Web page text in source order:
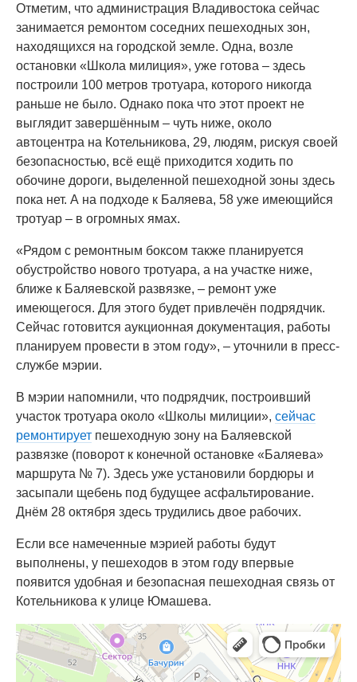
Отметим, что администрация Владивостока сейчас
занимается ремонтом соседних пешеходных зон,
находящихся на городской земле. Одна, возле
остановки «Школа милиция», уже готова – здесь
построили 100 метров тротуара, которого никогда
раньше не было. Однако пока что этот проект не
выглядит завершённым – чуть ниже, около
автоцентра на Котельникова, 29, людям, рискуя своей
безопасностью, всё ещё приходится ходить по
обочине дороги, выделенной пешеходной зоны здесь
пока нет. А на подходе к Баляева, 58 уже имеющийся
тротуар – в огромных ямах.
«Рядом с ремонтным боксом также планируется
обустройство нового тротуара, а на участке ниже,
ближе к Баляевской развязке, – ремонт уже
имеющегося. Для этого будет привлечён подрядчик.
Сейчас готовится аукционная документация, работы
планируем провести в этом году», – уточнили в пресс-
службе мэрии.
В мэрии напомнили, что подрядчик, построивший
участок тротуара около «Школы милиции», сейчас
ремонтирует пешеходную зону на Баляевской
развязке (поворот к конечной остановке «Баляева»
маршрута № 7). Здесь уже установили бордюры и
засыпали щебень под будущее асфальтирование.
Днём 28 октября здесь трудились двое рабочих.
Если все намеченные мэрией работы будут
выполнены, у пешеходов в этом году впервые
появится удобная и безопасная пешеходная связь от
Котельникова к улице Юмашева.